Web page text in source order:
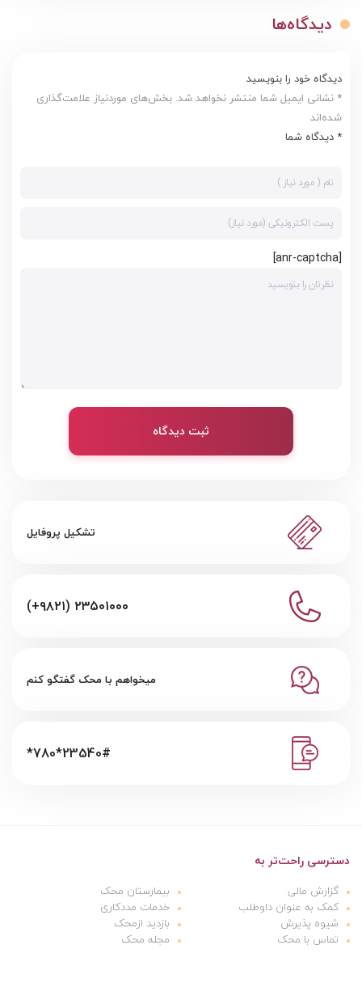
دیدگاه‌ها
دیدگاه خود را بنویسید
* نشانی ایمیل شما منتشر نخواهد شد. بخش‌های موردنیاز علامت‌گذاری
شده‌اند
* دیدگاه شما
[anr-captcha]
ثبت دیدگاه
تشکیل پروفایل
(+۹۸۲۱) ۲۳۵۰۱۰۰۰
میخواهم با محک گفتگو کنم
*780*23540#
دسترسی راحت‌تر به
گزارش مالی
بیمارستان محک
کمک به عنوان داوطلب
خدمات مددکاری
شیوه پذیرش
بازدید ازمحک
تماس با محک
مجله محک